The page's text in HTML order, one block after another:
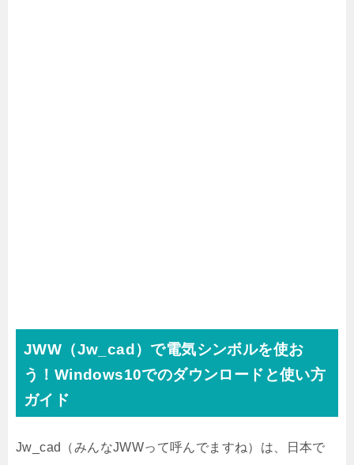
JWW（Jw_cad）で電気シンボルを使お
う！Windows10でのダウンロードと使い方
ガイド
Jw_cad（みんなJWWって呼んでますね）は、日本で